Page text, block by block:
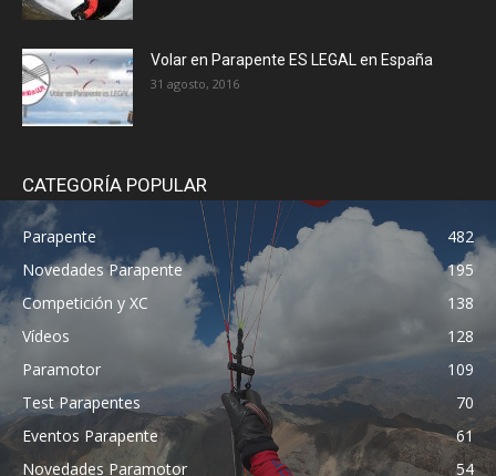
Volar en Parapente ES LEGAL en España
31 agosto, 2016
CATEGORÍA POPULAR
Parapente
482
Novedades Parapente
195
Competición y XC
138
Vídeos
128
Paramotor
109
Test Parapentes
70
Eventos Parapente
61
Novedades Paramotor
54